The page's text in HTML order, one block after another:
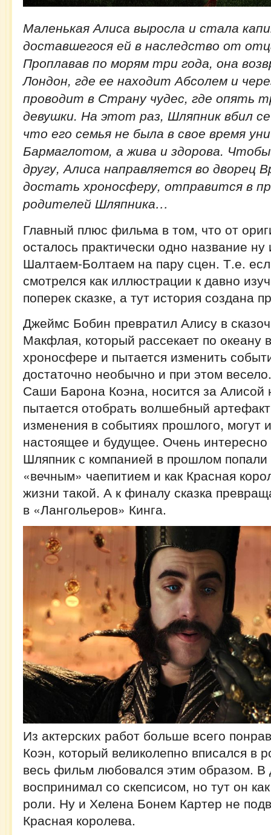
Маленькая Алиса выросла и стала
доставшегося ей в наследство от
Проплавав по морям три года, она
Лондон, где ее находит Абсолем и
проводит в Страну чудес, где опять
девушки. На этот раз, Шляпник вбил
что его семья не была в свое время
Бармаглотом, а жива и здорова.
другу, Алиса направляется во дворец
достать хроносферу, отправится в
родителей Шляпника…
Главный плюс фильма в том, что от
осталось практически одно название
Шалтаем-Болтаем на пару сцен. Т.е.
смотрелся как иллюстрации к давно
поперек сказке, а тут история создана
Джеймс Бобин превратил Алису в
Макфлая, который рассекает по океану
хроносфере и пытается изменить
достаточно необычно и при этом
Саши Барона Коэна, носится за Алисой
пытается отобрать волшебный
изменения в событиях прошлого, могут
настоящее и будущее. Очень интересно
Шляпник с компанией в прошлом
«вечным» чаепитием и как Красная
жизни такой. А к финалу сказка
в «Лангольеров» Кинга.
Из актерских работ больше всего
Коэн, который великолепно вписался в
весь фильм любовался этим образом. В
воспринимал со скепсисом, но тут он
роли. Ну и Хелена Бонем Картер не
Красная королева.